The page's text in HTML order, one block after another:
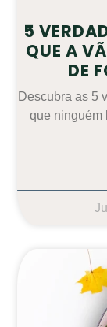
5
QUE A
DE
Descubra as 5
que ninguém